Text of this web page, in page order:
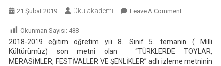
21 Şubat 2019 Okulakademi Leave A CommentOn
“TÜRKLERDE
TOYLAR,
Okunman Sayısı: 488
2018-2019 eğitim öğretim yılı 8. Sınıf 5. temanın ( Milli
Kültürümüz) son metni olan “TÜRKLERDE TOYLAR,
MERASİMLER, FESTİVALLER VE ŞENLİKLER” adlı izleme metninin